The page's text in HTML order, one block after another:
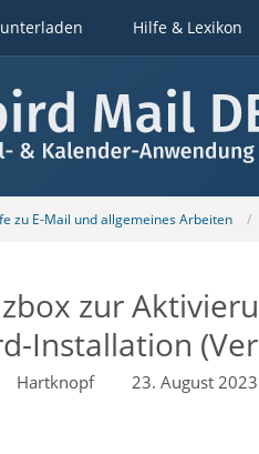
Hilfe & Lexikon
zu E-Mail und allgemeines Arbeiten
zur
Installation
Hartknopf 23. August